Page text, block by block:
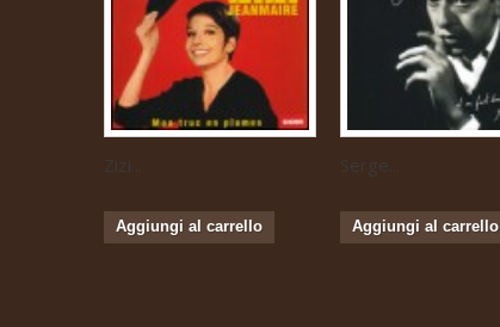
Zizi...
Aggiungi al carrello
Serge...
Aggiungi al carrello